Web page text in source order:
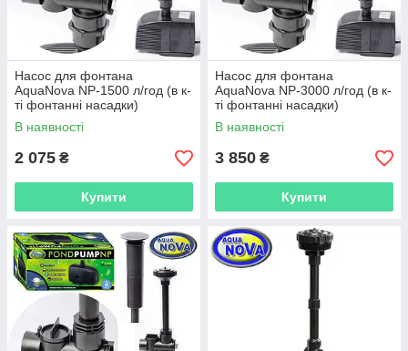
Насос для фонтана
AquaNova NP-1500 л/год (в к-
ті фонтанні насадки)
В наявності
2 075 ₴
Купити
Насос для фонтана
AquaNova NP-3000 л/год (в к-
ті фонтанні насадки)
В наявності
3 850 ₴
Купити